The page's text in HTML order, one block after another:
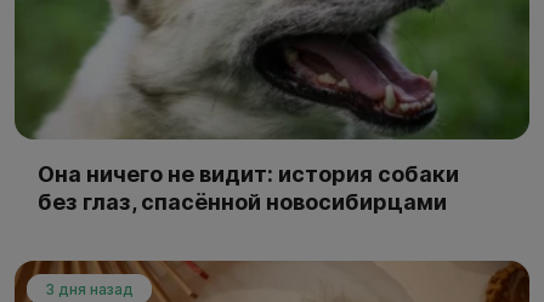
Она ничего не видит: история собаки
без глаз, спасённой новосибирцами
3 дня назад